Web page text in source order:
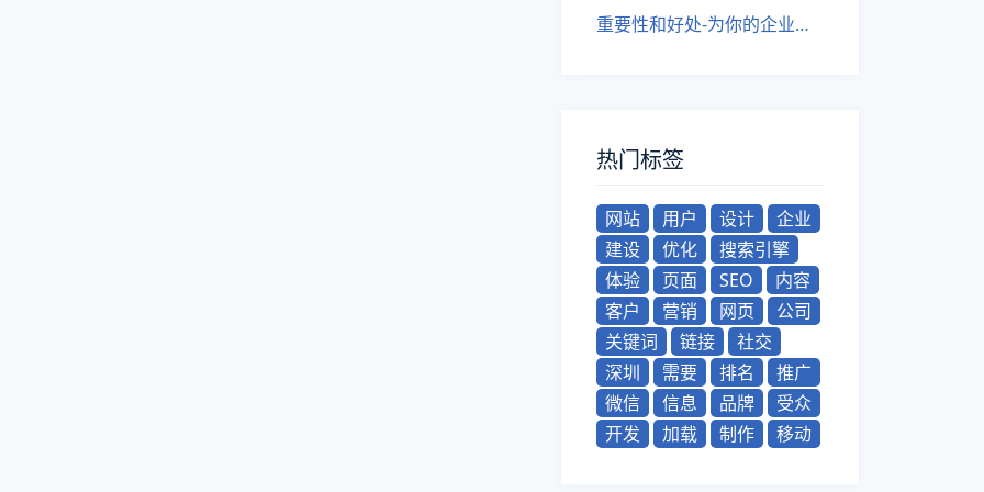
重要性和好处-为你的企业网站建设决策提供指导
热门标签
网站 用户 设计
企业
建设
优化
搜索引擎
体验
页面 SEO
内容
客户
营销 网页
公司
关键词
链接
社交
深圳
需要 排名
推广
微信
信息 品牌
受众
开发
加载 制作 移动